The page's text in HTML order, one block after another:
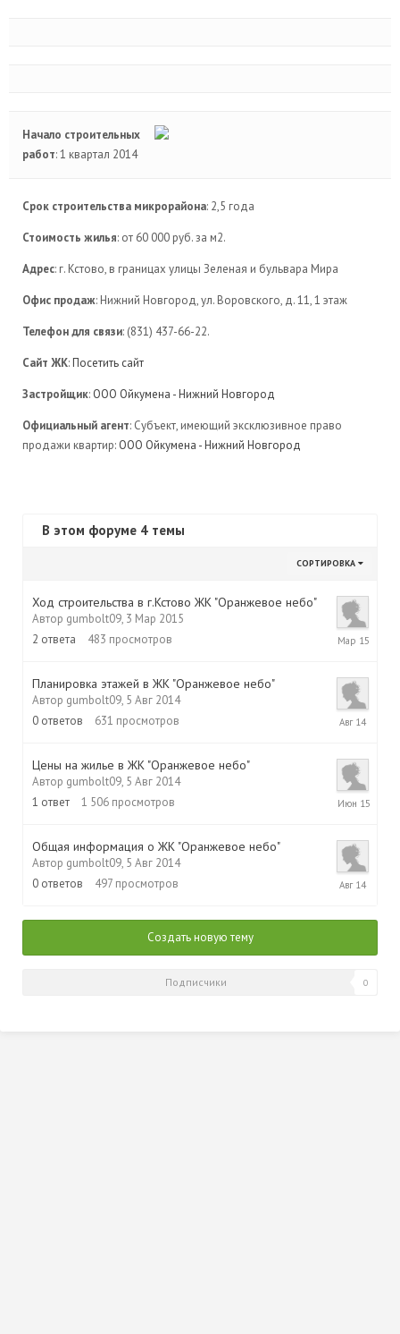
Начало строительных
работ: 1 квартал 2014
Срок строительства микрорайона: 2,5 года
Стоимость жилья: от 60 000 руб. за м2.
Адрес: г. Кстово, в границах улицы Зеленая и бульвара Мира
Офис продаж: Нижний Новгород, ул. Воровского, д. 11, 1 этаж
Телефон для связи: (831) 437-66-22.
Сайт ЖК:Посетить сайт
Застройщик: ООО Ойкумена - Нижний Новгород
Официальный агент: Субъект, имеющий эксклюзивное право
продажи квартир: ООО Ойкумена - Нижний Новгород
В этом форуме 4 темы
СОРТИРОВКА
Ход строительства в г.Кстово ЖК "Оранжевое небо"
Автор gumbolt09, 3 Мар 2015
2 ответа 483 просмотров
30
Мар
Планировка этажей в ЖК "Оранжевое небо"
Автор gumbolt09, 5 Авг 2014
0 ответов 631 просмотров
5
Цены на жилье в ЖК "Оранжевое небо"
Автор gumbolt09, 5 Авг 2014
1 ответ 1 506 просмотров
19
Общая информация о ЖК "Оранжевое небо"
Автор gumbolt09, 5 Авг 2014
0 ответов 497 просмотров
5
Создать новую тему
Подписчики 0